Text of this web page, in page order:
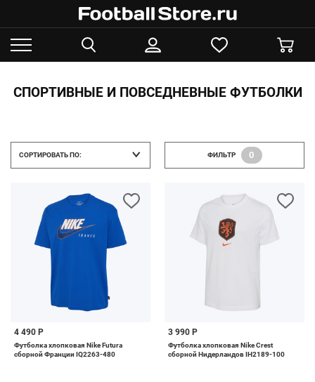
СПОРТИВНЫЕ И ПОВСЕДНЕВНЫЕ ФУТБОЛКИ
СОРТИРОВАТЬ ПО: ФИЛЬТР 0
4 490 Р
Футболка хлопковая Nike Futura
сборной Франции IQ2263-480
3 990 Р
Футболка хлопковая Nike Crest
сборной Нидерландов IH2189-100